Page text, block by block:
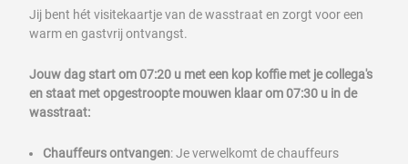
Jij bent hét visitekaartje van de wasstraat en zorgt voor een
warm en gastvrij ontvangst.
Jouw dag start om 07:20 u met een kop koffie met je collega's
en staat met opgestroopte mouwen klaar om 07:30 u in de
wasstraat:
Chauffeurs ontvangen: Je verwelkomt de chauffeurs